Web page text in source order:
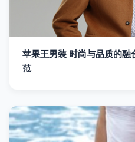
苹果王男装 时尚与品质的
范